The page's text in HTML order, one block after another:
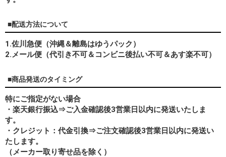
■配送方法について
1.佐川急便（沖縄＆離島はゆうパック）
2.メール便（代引き不可＆コンビニ後払い不可＆あす楽不可）
■商品発送のタイミング
特にご指定がない場合
・楽天銀行振込⇒ご入金確認後3営業日以内に発送いたしま
す。
・クレジット：代金引換⇒ご注文確認後3営業日以内に発送い
たします。
（メーカー取り寄せ品を除く）